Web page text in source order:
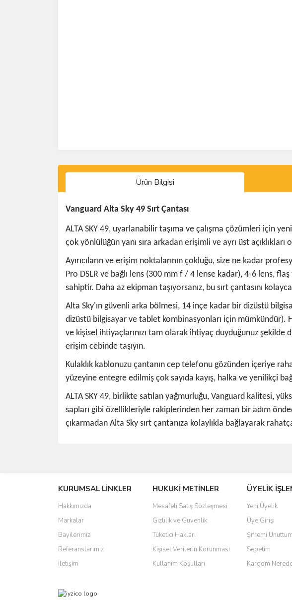
Ürün Bilgisi
Vanguard Alta Sky 49 Sırt Çantası
ALTA SKY 49, uyarlanabilir taşıma ve çalışma çözümleri için
çok yönlülüğün yanı sıra arkadan erişimli ve ayrı üst
Ayırıcıların ve erişim noktalarının çokluğu, size ne kadar
Pro DSLR ve bağlı lens (300 mm f / 4 lense kadar), 4-6 lens,
sahiptir. Daha az ekipman taşıyorsanız, bu sırt çantasını
Alta Sky'ın güvenli arka bölmesi, 14 inçe kadar bir dizüstü
dizüstü bilgisayar ve tablet kombinasyonları için mümkündür).
ve kişisel ihtiyaçlarınızı tam olarak ihtiyaç duyduğunuz
erişim cebinde taşıyın.
Kulaklık kablonuzu çantanın cep telefonu gözünden içeriye
yüzeyine entegre edilmiş çok sayıda kayış, halka ve yenilikçi
ALTA SKY 49, birlikte satılan yağmurluğu, Vanguard kalitesi,
sapları gibi özellikleriyle rakiplerinden her zaman bir adım
çıkarmadan Alta Sky sırt çantanıza kolaylıkla bağlayarak
Ürün resmi kalitesiz, bozuk veya görüntülenemiyor.
Ürün açıklamasında eksik bilgiler bulunuyor.
Ürün bilgilerinde hatalar bulunuyor.
Ürün fiyatı diğer sitelerden daha pahalı.
Bu ürüne benzer farklı alternatifler olmalı.
KURUMSAL LİNKLER
Hakkımızda
Markalar
Bayilerimiz
Referanslarımız
İletişim
HUKUKİ METİNLER
Mesafeli Satış Sözleşmesi
Gizlilik ve Güvenlik
Tüketici Hakları
Kişisel Verilerin Korunması
Kullanım Koşulları
ÜYELİK
Yeni Üyelik
Üye Girişi
Şifremi Unuttum
Sepetim
Kargom